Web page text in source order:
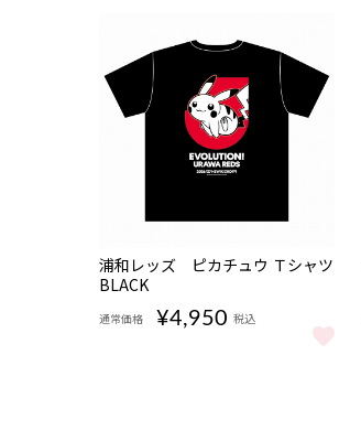
NEW
販売期
間
08/07
17:00〜
浦和レッズ ピカチュウ Ｔシャツ
BLACK
通常価格 ¥4,950 税込
浦和レッズ ピカチュウ Ｔシャツ